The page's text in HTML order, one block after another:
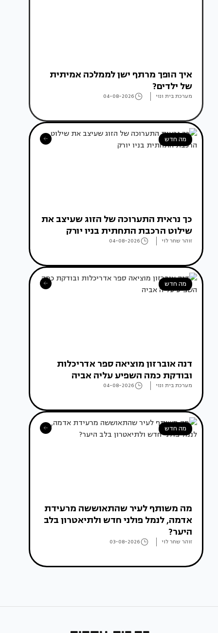
איך הופך מרתף ישן לממלכה אמיתית
של ילדים?
מערכת בית ונוי 04-08-2026
מה חדש
כך נראית התערוכה של הזוג שעיצב את
שילוט הרכבת התחתית בניו יורק
זוהר שחר לוי 04-08-2026
מה חדש
דנה אוברזון מוציאה ספר אדריכלות
ובודקת כמה השפיע עליה אביה
מערכת בית ונוי 04-08-2026
מה חדש
מה משותף לעיר שהתאוששה מרעידת
אדמה, לנמל פולני חדש ולתיאטרון בלב
היער?
זוהר שחר לוי 03-08-2026